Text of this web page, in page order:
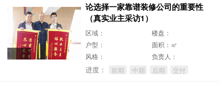
论选择一家靠谱装修公司的重要性
（真实业主采访1）
区域：
楼盘：
户型：
面积：㎡
风格：
负责人：
进度： 前期 中期 后期 交付